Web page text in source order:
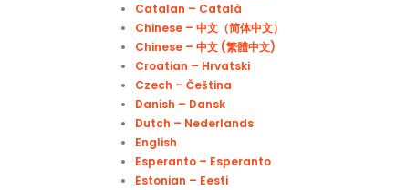
Catalan – Català
Chinese – 中文（简体中文）
Chinese – 中文 (繁體中文)
Croatian – Hrvatski
Czech – Čeština
Danish – Dansk
Dutch – Nederlands
English
Esperanto – Esperanto
Estonian – Eesti